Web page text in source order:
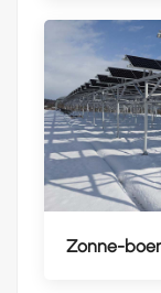
Zonne-